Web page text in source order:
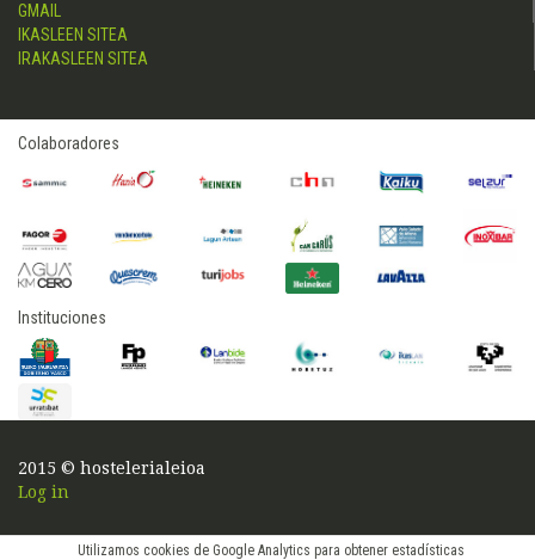
Utilizamos cookies de Google Analytics para obtener estadísticas
GMAIL
IKASLEEN SITEA
IRAKASLEEN SITEA
Colaboradores
Instituciones
2015 © hostelerialeioa
Log in